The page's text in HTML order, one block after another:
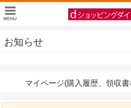
お知らせ
マイページ(購入履歴、領収書